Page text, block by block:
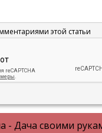
этой статьи
- Дача своими